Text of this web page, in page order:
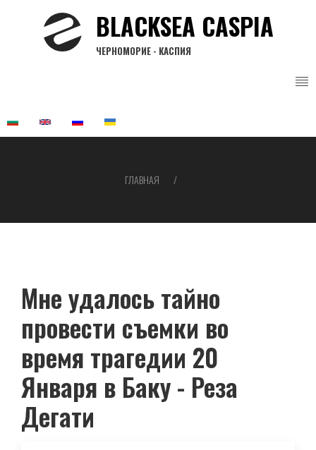
BLACKSEA CASPIA
ЧЕРНОМОРИЕ - КАСПИЯ
навигации
ГЛАВНАЯ
Мне удалось тайно
провести съемки во
время трагедии 20
Января в Баку - Реза
Дегати